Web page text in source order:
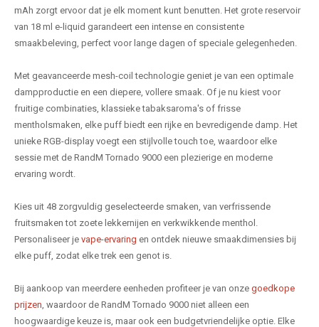
mAh zorgt ervoor dat je elk moment kunt benutten. Het grote reservoir
van 18 ml e-liquid garandeert een intense en consistente
smaakbeleving, perfect voor lange dagen of speciale gelegenheden.
Met geavanceerde mesh-coil technologie geniet je van een optimale
dampproductie en een diepere, vollere smaak. Of je nu kiest voor
fruitige combinaties, klassieke tabaksaroma's of frisse
mentholsmaken, elke puff biedt een rijke en bevredigende damp. Het
unieke RGB-display voegt een stijlvolle touch toe, waardoor elke
sessie met de RandM Tornado 9000 een plezierige en moderne
ervaring wordt.
Kies uit 48 zorgvuldig geselecteerde smaken, van verfrissende
fruitsmaken tot zoete lekkernijen en verkwikkende menthol.
Personaliseer je vape-ervaring en ontdek nieuwe smaakdimensies bij
elke puff, zodat elke trek een genot is.
Bij aankoop van meerdere eenheden profiteer je van onze goedkope
prijzen , waardoor de RandM Tornado 9000 niet alleen een
hoogwaardige keuze is, maar ook een budgetvriendelijke optie. Elke